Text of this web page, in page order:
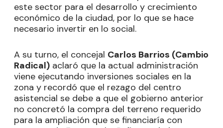
este sector para el desarrollo y crecimiento
económico de la ciudad, por lo que se hace
necesario invertir en lo social.
A su turno, el concejal Carlos Barrios (Cambio
Radical) aclaró que la actual administración
viene ejecutando inversiones sociales en la
zona y recordó que el rezago del centro
asistencial se debe a que el gobierno anterior
no concretó la compra del terreno requerido
para la ampliación que se financiaría con